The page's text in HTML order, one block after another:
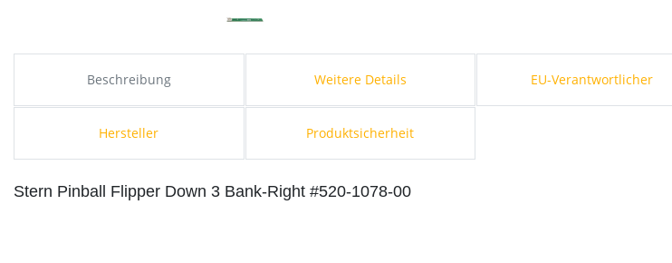
Beschreibung Weitere Details EU-Verantwortlicher
Hersteller Produktsicherheit
Stern Pinball Flipper Down 3 Bank-Right #520-1078-00